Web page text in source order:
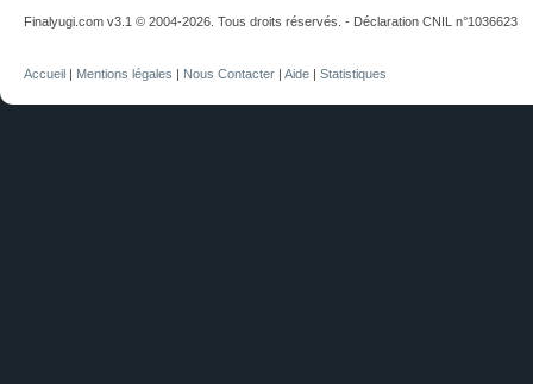
Finalyugi.com v3.1 © 2004-2026. Tous droits réservés. - Déclaration CNIL n°1036623
Accueil | Mentions légales | Nous Contacter | Aide | Statistiques